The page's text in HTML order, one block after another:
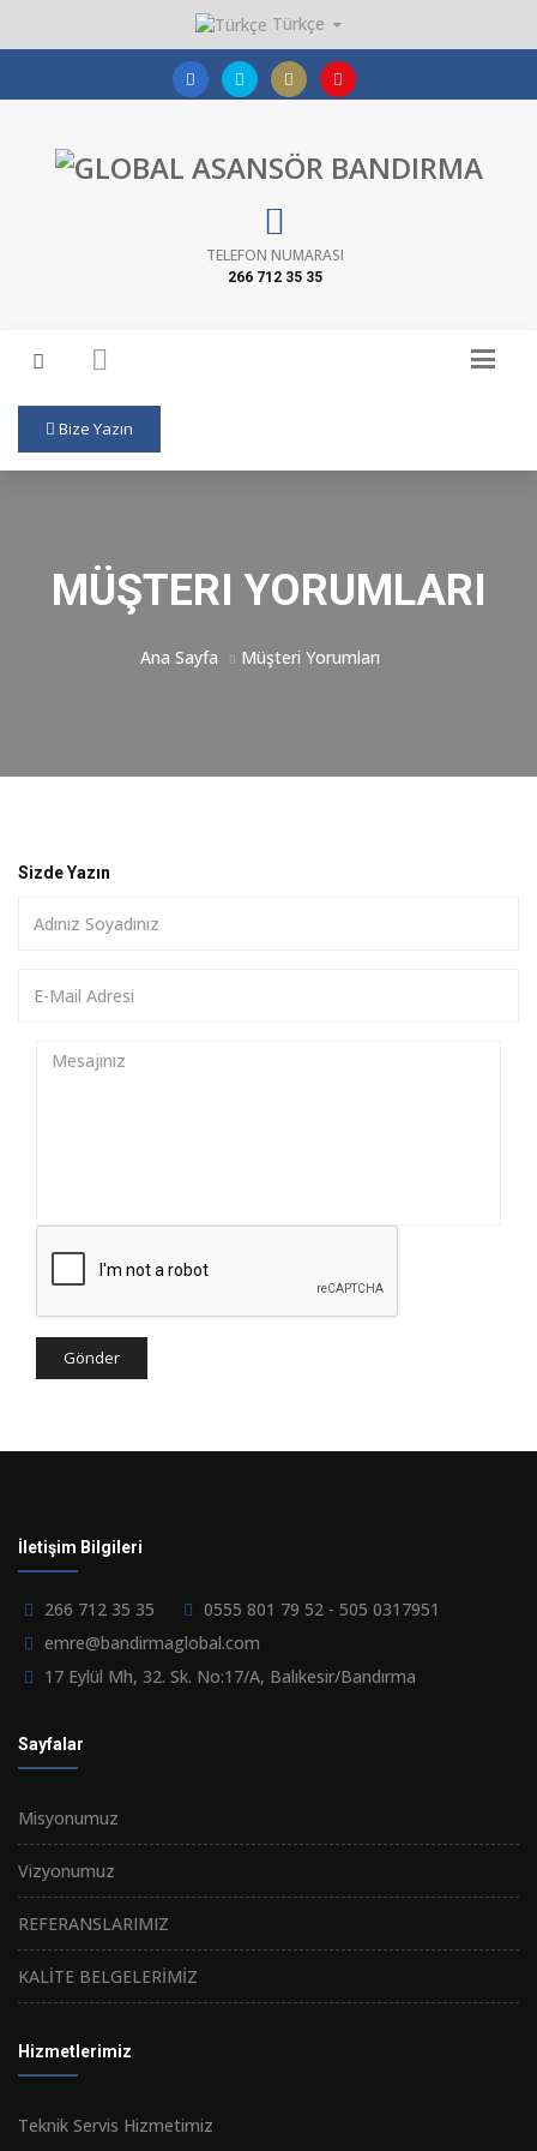
Türkçe
TELEFON NUMARASI
266 712 35 35
Bize Yazın
MÜŞTERI YORUMLARI
Ana Sayfa Müşteri Yorumları
Sizde Yazın
Gönder
İletişim Bilgileri
266 712 35 35
0555 801 79 52 - 505 0317951
emre@bandirmaglobal.com
17 Eylül Mh, 32. Sk. No:17/A, Balıkesir/Bandırma
Sayfalar
Misyonumuz
Vizyonumuz
REFERANSLARIMIZ
KALİTE BELGELERİMİZ
Hizmetlerimiz
Teknik Servis Hizmetimiz